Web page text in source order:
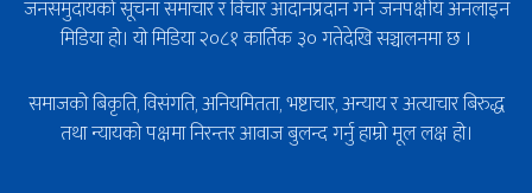
जनसमुदायको सूचना समाचार र विचार आदानप्रदान गर्ने जनपक्षीय अनलाइन
मिडिया हो। यो मिडिया २०८१ कार्तिक ३० गतेदेखि सञ्चालनमा छ ।
समाजको बिकृति, विसंगति, अनियमितता, भष्टाचार, अन्याय र अत्याचार बिरुद्ध
तथा न्यायको पक्षमा निरन्तर आवाज बुलन्द गर्नु हाम्रो मूल लक्ष हो।